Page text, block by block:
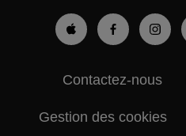
Contactez-nous
Gestion des cookies